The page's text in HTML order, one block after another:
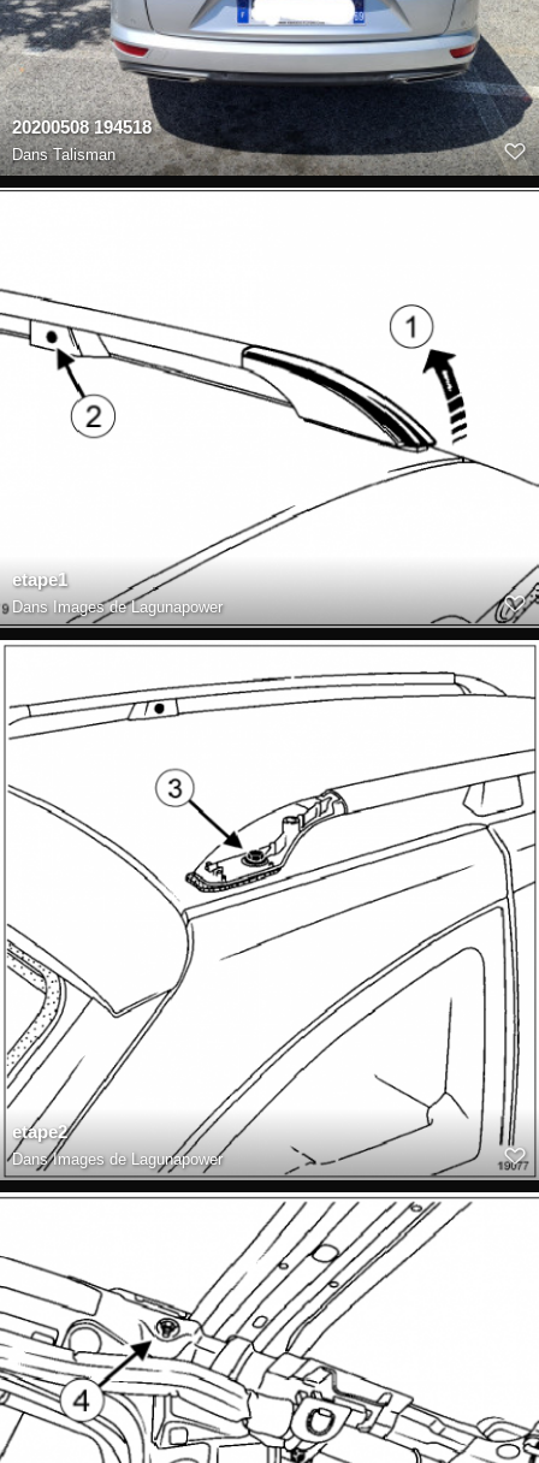
20200508 194518
DansTalisman
etape1
Dans Images de Lagunapower
etape2
DansImages de Lagunapower